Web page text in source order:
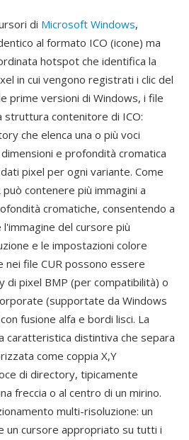
di Microsoft Windows,
al formato ICO (icone) ma
hotspot che identifica la
in cui vengono registrati i clic del
prime versioni di Windows, i file
struttura contenitore di ICO:
che elenca una o più voci
e profondità cromatica
pixel per ogni variante. Come
può contenere più immagini a
cromatiche, consentendo a
del cursore più
e le impostazioni colore
nei file CUR possono essere
di pixel BMP (per compatibilità) o
(supportate da Windows
fusione alfa e bordi lisci. La
distintiva che separa
come coppia X,Y
di directory, tipicamente
freccia o al centro di un mirino.
multi-risoluzione: un
un cursore appropriato su tutti i